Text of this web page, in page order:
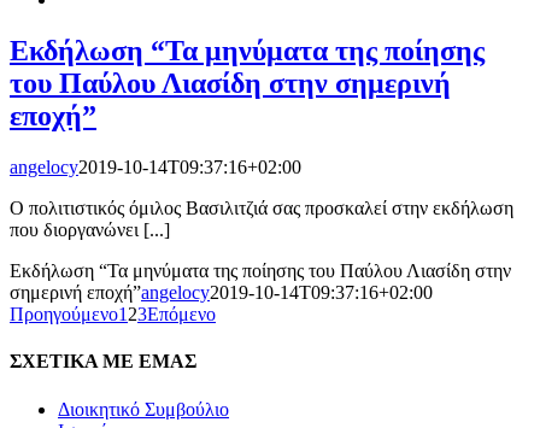
Εκδήλωση “Τα μηνύματα της ποίησης
του Παύλου Λιασίδη στην σημερινή
εποχή”
angelocy2019-10-14T09:37:16+02:00
Ο πολιτιστικός όμιλος Βασιλιτζιά σας προσκαλεί στην εκδήλωση
που διοργανώνει [...]
Εκδήλωση “Τα μηνύματα της ποίησης του Παύλου Λιασίδη στην
σημερινή εποχή”angelocy2019-10-14T09:37:16+02:00
Προηγούμενο1 23Επόμενο
ΣΧΕΤΙΚΑ ΜΕ ΕΜΑΣ
Διοικητικό Συμβούλιο